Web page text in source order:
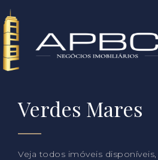
Verdes Mares
Veja todos imóveis